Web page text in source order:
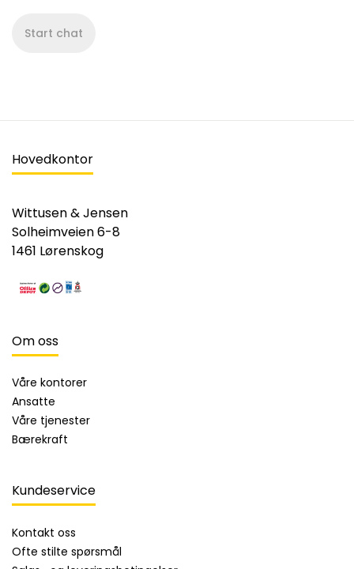
Start chat
Hovedkontor
Wittusen & Jensen
Solheimveien 6-8
1461 Lørenskog
Om oss
Våre kontorer
Ansatte
Våre tjenester
Bærekraft
Kundeservice
Kontakt oss
Ofte stilte spørsmål